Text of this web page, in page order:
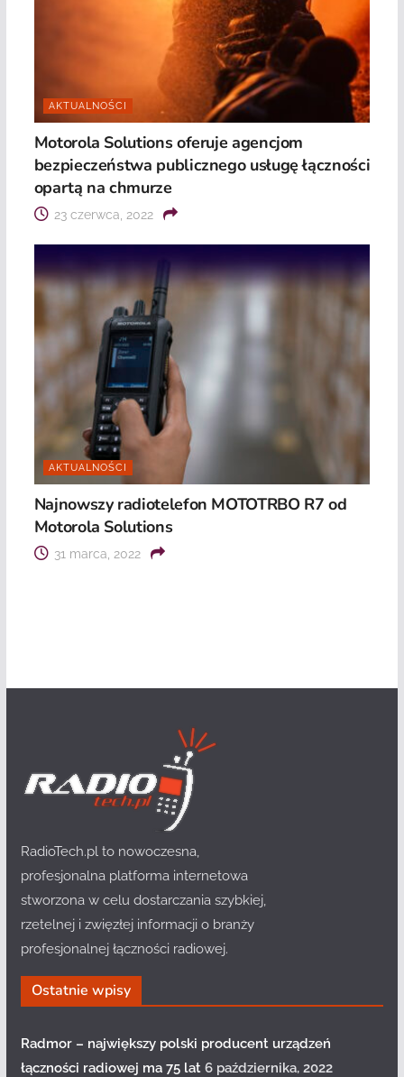
AKTUALNOŚCI
Motorola Solutions oferuje agencjom
bezpieczeństwa publicznego usługę łączności
opartą na chmurze
23 czerwca, 2022
AKTUALNOŚCI
Najnowszy radiotelefon MOTOTRBO R7 od
Motorola Solutions
31 marca, 2022
RadioTech.pl to nowoczesna,
profesjonalna platforma internetowa
stworzona w celu dostarczania szybkiej,
rzetelnej i zwięzłej informacji o branży
profesjonalnej łączności radiowej.
Ostatnie wpisy
Radmor – największy polski producent urządzeń
łączności radiowej ma 75 lat 6 października, 2022